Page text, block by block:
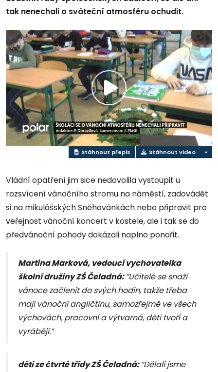
tak nenechali o sváteční atmosféru ochudit.
Přehrát
video
Stáhnout přepis Stáhnout video
Vládní opatření jim sice nedovolila vystoupit u
rozsvícení vánočního stromu na náměstí, zadovádět
si na mikulášských Sněhovánkách nebo připravit pro
veřejnost vánoční koncert v kostele, ale i tak se do
předvánoční pohody dokázali naplno ponořit.
Martina Marková, vedoucí vychovatelka
školní družiny ZŠ Čeladná:”Učitelé se snaží
vánoce začlenit do svých hodin, takže třeba
mají vánoční angličtinu, samozřejmě ve všech
výchovách, pracovní a výtvarná, děti tvoří a
vyrábějí.”
děti ze čtvrté třídy ZŠ Čeladná:“Dělali jsme